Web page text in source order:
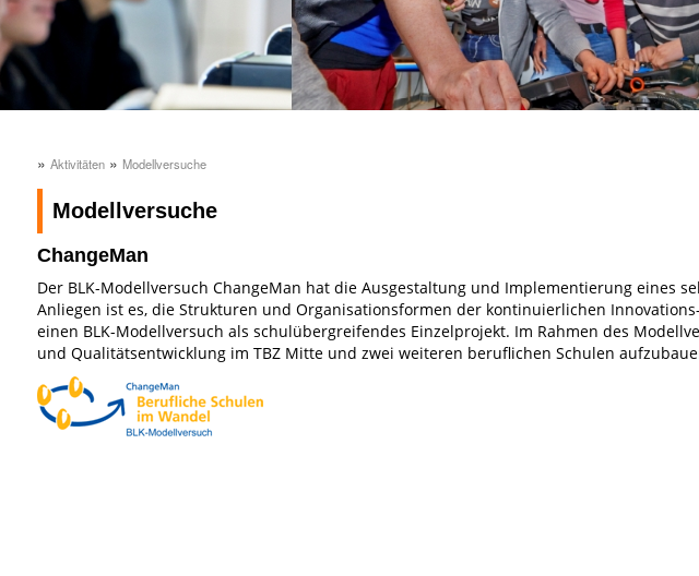
» Aktivitäten» Modellversuche
Modellversuche
ChangeMan
Der BLK-Modellversuch ChangeMan hat die Ausgestaltung und Implementierung eines
Anliegen ist es, die Strukturen und Organisationsformen der kontinuierlichen
einen BLK-Modellversuch als schulübergreifendes Einzelprojekt. Im Rahmen des
und Qualitätsentwicklung im TBZ Mitte und zwei weiteren beruflichen Schulen